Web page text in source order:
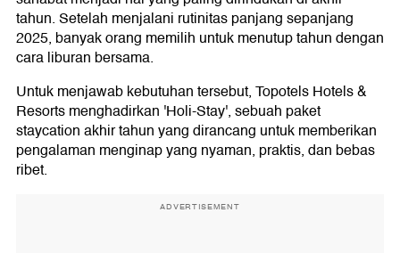
tahun. Setelah menjalani rutinitas panjang sepanjang
2025, banyak orang memilih untuk menutup tahun dengan
cara liburan bersama.
Untuk menjawab kebutuhan tersebut, Topotels Hotels &
Resorts menghadirkan 'Holi-Stay', sebuah paket
staycation akhir tahun yang dirancang untuk memberikan
pengalaman menginap yang nyaman, praktis, dan bebas
ribet.
ADVERTISEMENT